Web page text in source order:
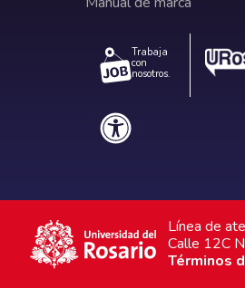
Trabaja
con
nosotros.
Línea de
Calle 12C
Términos